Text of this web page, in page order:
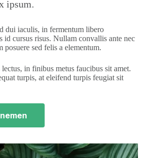
ipsum.
dui iaculis, in fermentum libero
id cursus risus. Nullam convallis ante nec
posuere sed felis a elementum.
in finibus metus faucibus sit amet.
turpis, at eleifend turpis feugiat sit